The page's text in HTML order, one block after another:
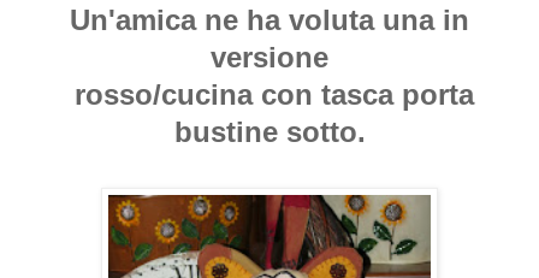
Un'amica ne ha voluta una in
versione
rosso/cucina con tasca porta
bustine sotto.